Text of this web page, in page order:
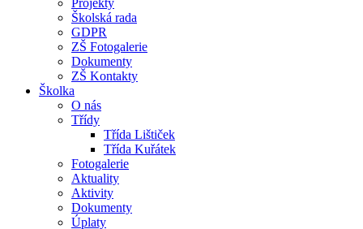
Projekty
Školská rada
GDPR
ZŠ Fotogalerie
Dokumenty
ZŠ Kontakty
Školka
O nás
Třídy
Třída Lištiček
Třída Kuřátek
Fotogalerie
Aktuality
Aktivity
Dokumenty
Úplaty